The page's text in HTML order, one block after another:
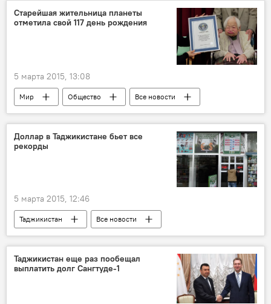
Происшествия, ЧП, криминал
Старейшая жительница планеты
отметила свой 117 день рождения
5 марта 2015, 13:08
Мир Общество
Все новости
Япония
Доллар в Таджикистане бьет все
рекорды
5 марта 2015, 12:46
Таджикистан
Все новости
Экономика
денежные переводы
повышение
девальвация
Нацбанк Таджикистана
Таджикистан еще раз пообещал
выплатить долг Сангтуде-1